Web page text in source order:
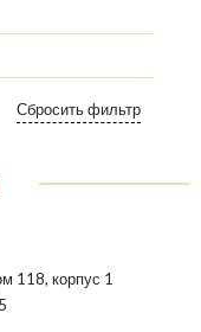
118, корпус 1